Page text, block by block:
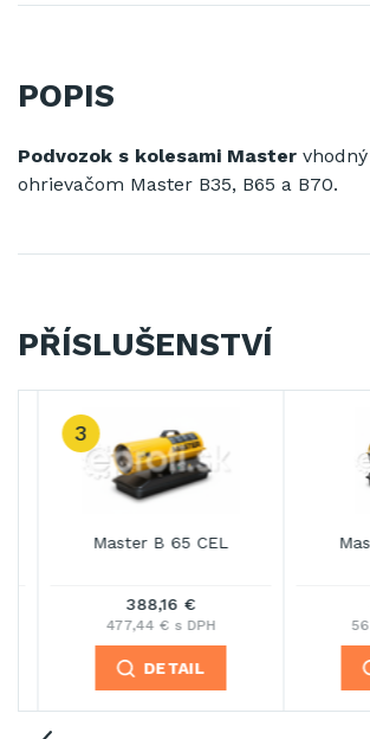
POPIS
Podvozok s kolesami Master
ohrievačom Master B35, B65 a B70.
PŘÍSLUŠENSTVÍ
3
Master B 65 CEL
388,16 €
477,44 € s DPH
DETAIL